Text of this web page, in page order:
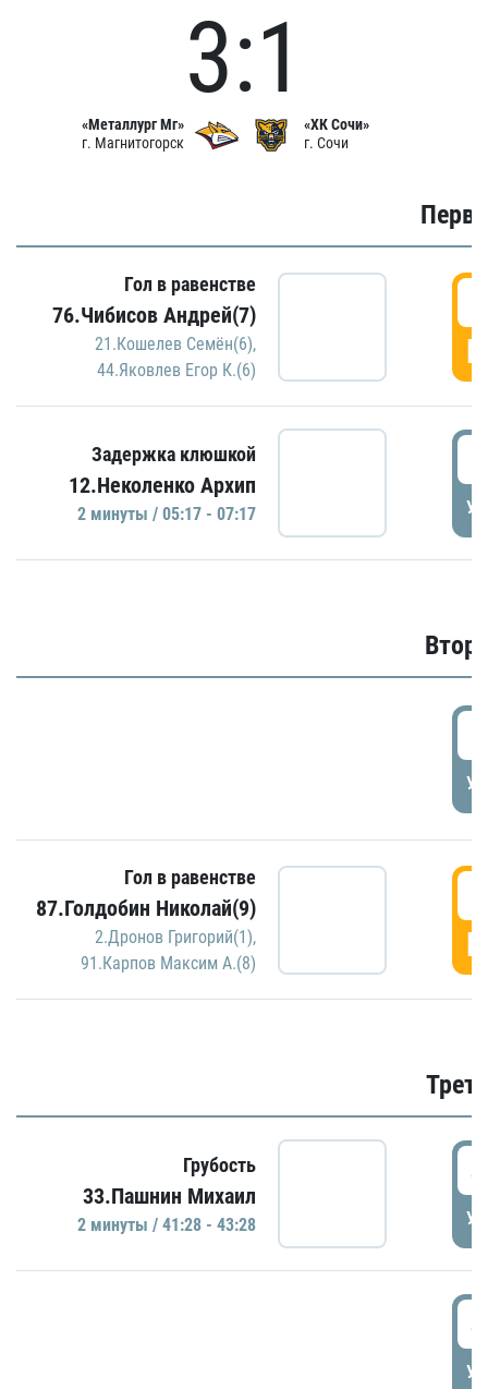
«Металлург Мг»
г. Магнитогорск
3:1
«ХК Сочи»
г. Сочи
Гол в равенстве
76.Чибисов Андрей(7)
21.Кошелев Семён(6),
44.Яковлев Егор К.(6)
Задержка клюшкой
12.Неколенко Архип
2 минуты / 05:17 - 07:17
Гол в равенстве
87.Голдобин Николай(9)
2.Дронов Григорий(1),
91.Карпов Максим А.(8)
Грубость
33.Пашнин Михаил
2 минуты / 41:28 - 43:28